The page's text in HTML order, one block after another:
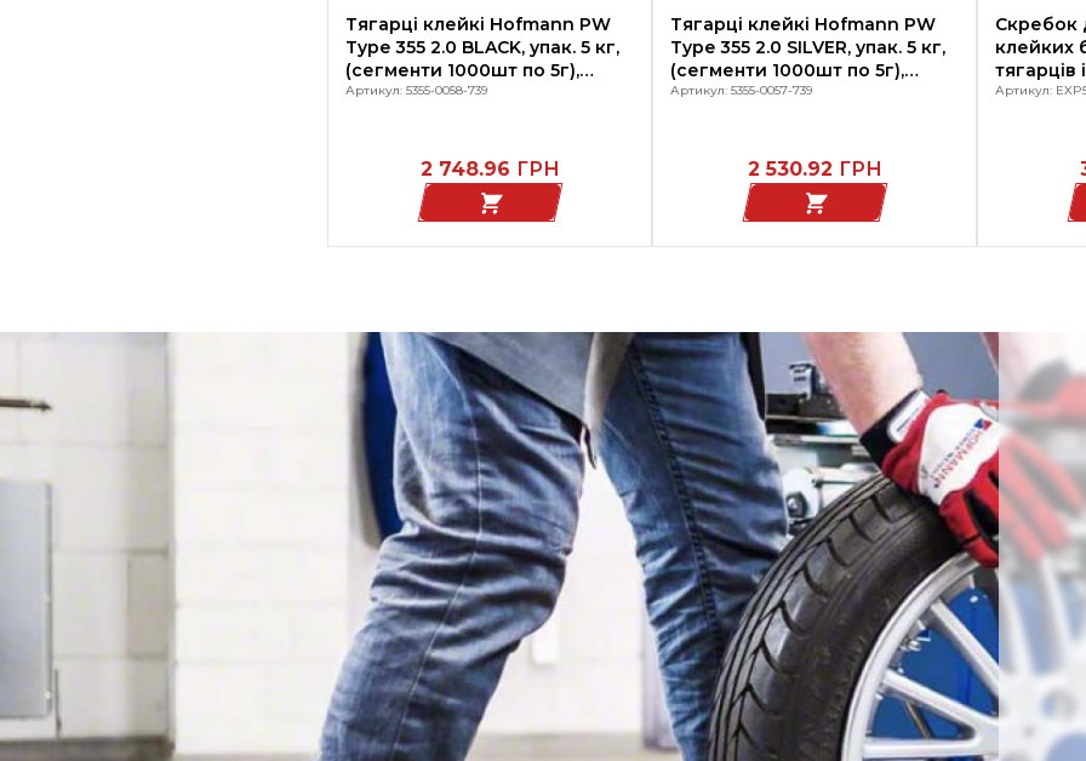
Тягарці клейкі Hofmann PW
Type 355 2.0 BLACK, упак. 5 кг,
(сегменти 1000шт по 5г),
SPEEDLINER, Німеччина
Артикул: 5355-0058-739
2 748.96 ГРН
Тягарці клейкі Hofmann PW
Type 355 2.0 SILVER, упак. 5 кг,
(сегменти 1000шт по 5г),
SPEEDLINER, Німеччина
Артикул: 5355-0057-739
2 530.92 ГРН
Скребок
клейких
тягарців
стрічки
Артикул: